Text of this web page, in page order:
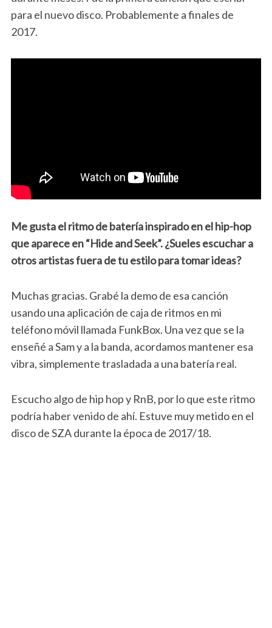
para el nuevo disco. Probablemente a finales de
2017.
Me gusta el ritmo de batería inspirado en el hip-hop
que aparece en “Hide and Seek”. ¿Sueles escuchar a
otros artistas fuera de tu estilo para tomar ideas?
Muchas gracias. Grabé la demo de esa canción
usando una aplicación de caja de ritmos en mi
teléfono móvil llamada FunkBox. Una vez que se la
enseñé a Sam y a la banda, acordamos mantener esa
vibra, simplemente trasladada a una batería real.
Escucho algo de hip hop y RnB, por lo que este ritmo
podría haber venido de ahí. Estuve muy metido en el
disco de SZA durante la época de 2017/18.